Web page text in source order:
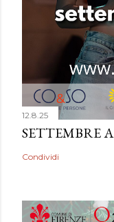
12.8.25
SETTEMBRE
Condividi